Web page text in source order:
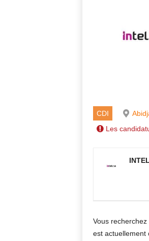
CDI
Les
Vous
est actuellement